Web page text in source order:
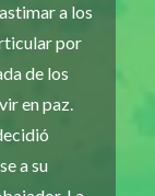
a los
por
de los
en paz.
a su